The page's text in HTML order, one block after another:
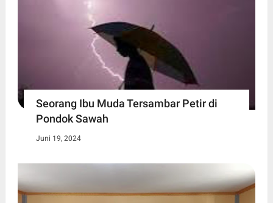
Seorang Ibu Muda Tersambar Petir di
Pondok Sawah
Juni 19, 2024